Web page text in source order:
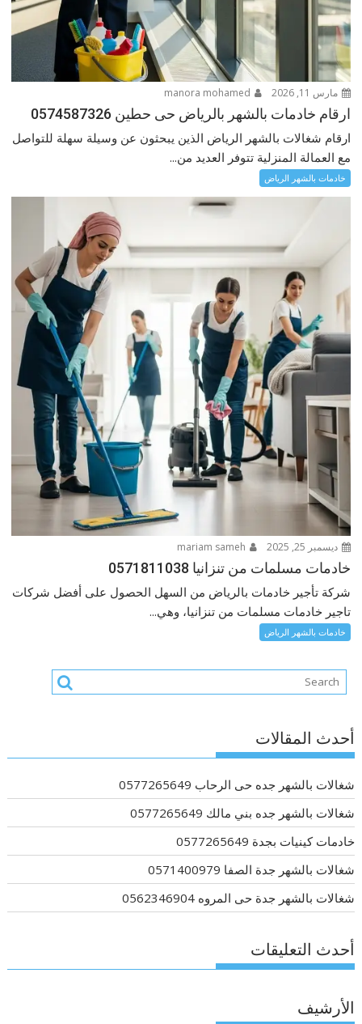
مارس 11, 2026
ارقام خادمات بالشهر بالرياض حى حطين 0574587326
ارقام شغالات بالشهر الرياض الذين يبحثون عن وسيلة سهلة للتواصل
مع العمالة المنزلية تتوفر العديد من...
خادمات بالشهر الرياض
ديسمبر 25, 2025
خادمات مسلمات من تنزانيا 0571811038
شركة تأجير خادمات بالرياض من السهل الحصول على أفضل شركات
تاجير خادمات مسلمات من تنزانيا، وهي...
خادمات بالشهر الرياض
أحدث المقالات
شغالات بالشهر جده حى الرحاب 0577265649
شغالات بالشهر جده بني مالك 0577265649
خادمات كينيات بجدة 0577265649
شغالات بالشهر جدة الصفا 0571400979
شغالات بالشهر جدة حى المروه 0562346904
أحدث التعليقات
الأرشيف